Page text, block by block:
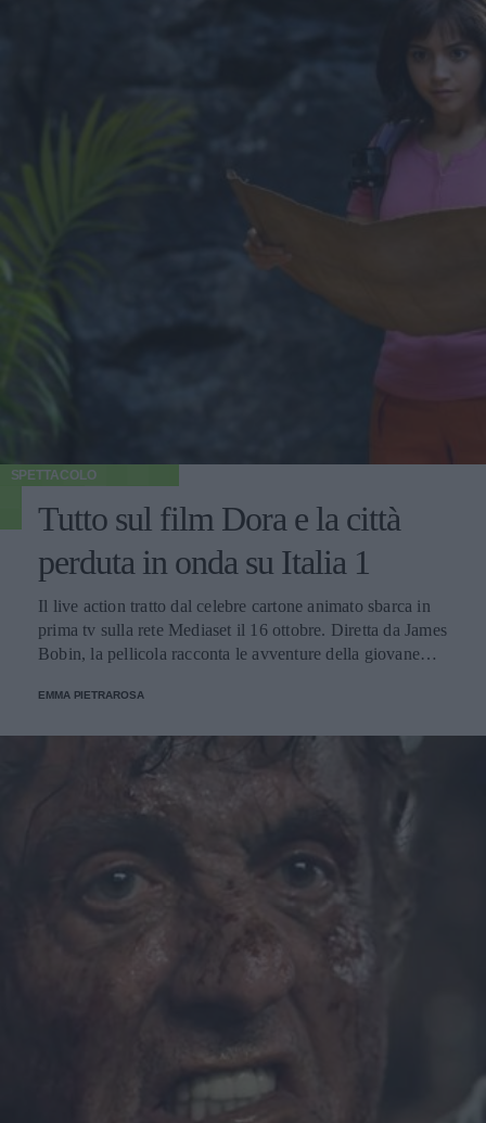
SPETTACOLO
Tutto sul film Dora e la città
perduta in onda su Italia 1
Il live action tratto dal celebre cartone animato sbarca in
prima tv sulla rete Mediaset il 16 ottobre. Diretta da James
Bobin, la pellicola racconta le avventure della giovane
EMMA PIETRAROSA